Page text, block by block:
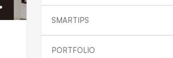
SMARTIPS
PORTFOLIO